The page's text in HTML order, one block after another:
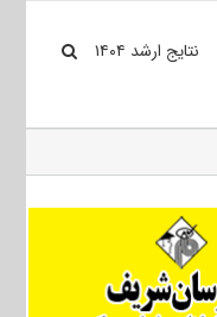
نتایج ارشد ۱۴۰۴